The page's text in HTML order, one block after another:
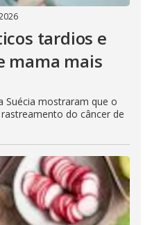
tardios e
mama mais
Suécia mostraram que o
do câncer de